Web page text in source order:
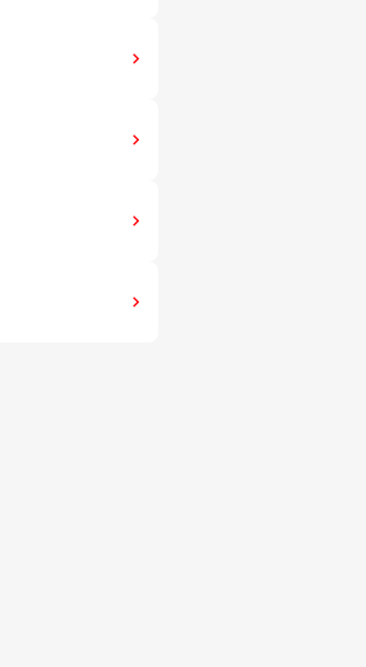
keyboard_arrow_right
keyboard_arrow_right
keyboard_arrow_right
keyboard_arrow_right